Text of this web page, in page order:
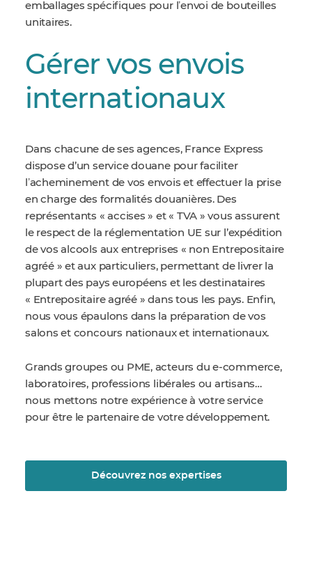
emballages spécifiques pour lʼenvoi de bouteilles
unitaires.
Gérer vos envois
internationaux
Dans chacune de ses agences, France Express
dispose d’un service douane pour faciliter
lʼacheminement de vos envois et effectuer la prise
en charge des formalités douanières. Des
représentants « accises » et « TVA » vous assurent
le respect de la réglementation UE sur l’expédition
de vos alcools aux entreprises « non Entrepositaire
agréé » et aux particuliers, permettant de livrer la
plupart des pays européens et les destinataires
« Entrepositaire agréé » dans tous les pays. Enfin,
nous vous épaulons dans la préparation de vos
salons et concours nationaux et internationaux.
Grands groupes ou PME, acteurs du e-commerce,
laboratoires, professions libérales ou artisans…
nous mettons notre expérience à votre service
pour être le partenaire de votre développement.
Découvrez nos expertises